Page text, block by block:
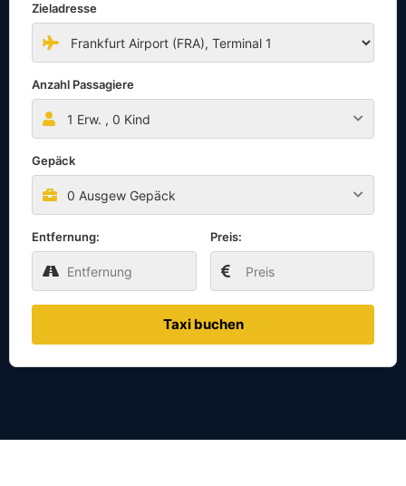
Zieladresse
Anzahl Passagiere
1 Erw. , 0 Kind
Gepäck
0 Ausgew Gepäck
Entfernung: Preis:
Taxi buchen